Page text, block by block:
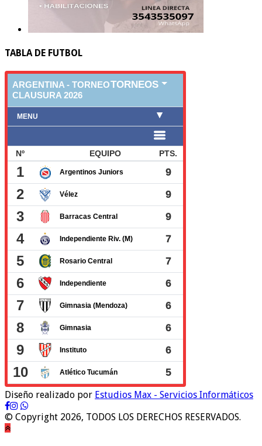
TABLA DE FUTBOL
Diseño realizado por Estudios Max - Servicios Informáticos
© Copyright 2026, TODOS LOS DERECHOS RESERVADOS.